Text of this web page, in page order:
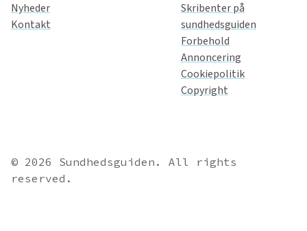
Nyheder
Kontakt
Skribenter på
sundhedsguiden
Forbehold
Annoncering
Cookiepolitik
Copyright
© 2026 Sundhedsguiden. All rights
reserved.